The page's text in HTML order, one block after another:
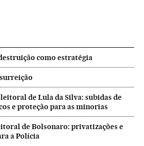
como estratégia
de Lula da Silva: subidas de
e proteção para as minorias
de Bolsonaro: privatizações e
a Polícia